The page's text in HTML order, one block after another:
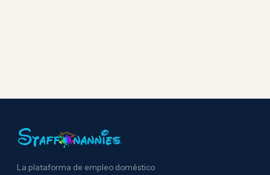
La plataforma de empleo doméstico